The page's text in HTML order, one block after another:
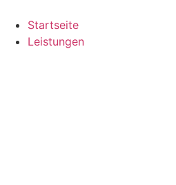
Inhalt
springen
Startseite
Leistungen